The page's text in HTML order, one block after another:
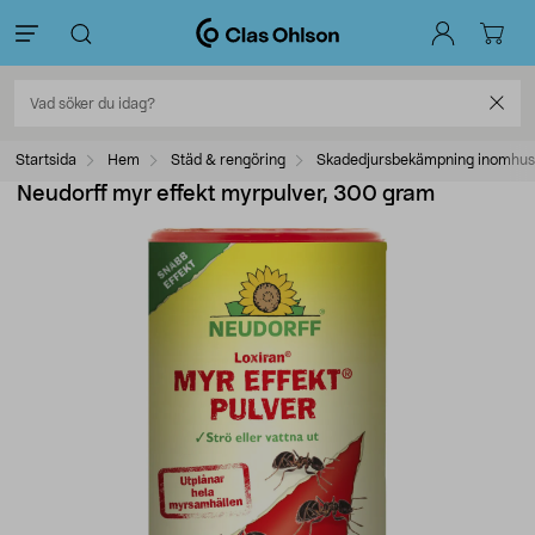
Startsida Hem Städ & rengöring Skadedjursbekämpning inomhus
Neudorff myr effekt myrpulver, 300 gram